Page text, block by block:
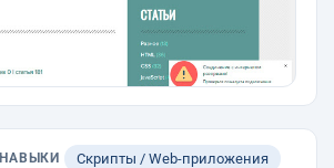
Скрипты / Web-приложения